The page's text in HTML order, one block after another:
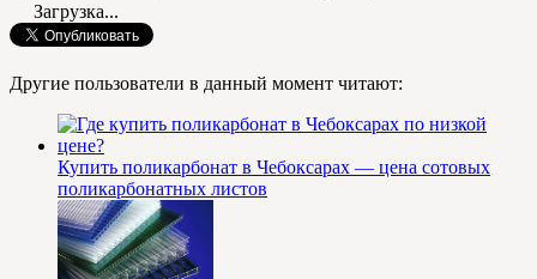
Загрузка...
Другие пользователи в данный момент читают:
Купить поликарбонат в Чебоксарах — цена сотовых
поликарбонатных листов